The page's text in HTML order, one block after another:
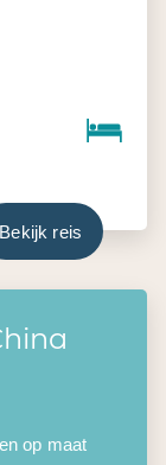
Bekijk reis
op maat